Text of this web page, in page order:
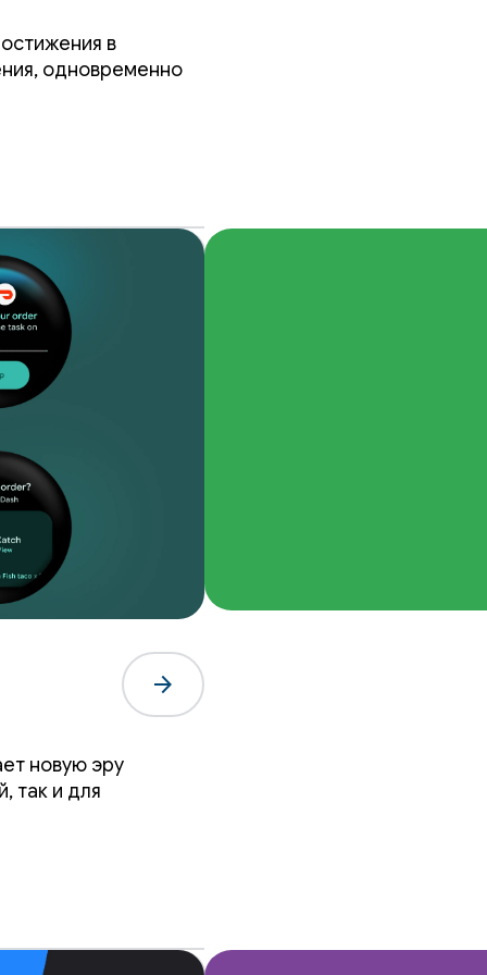
в
одновременно
arrow_forward
новую эру
так и для